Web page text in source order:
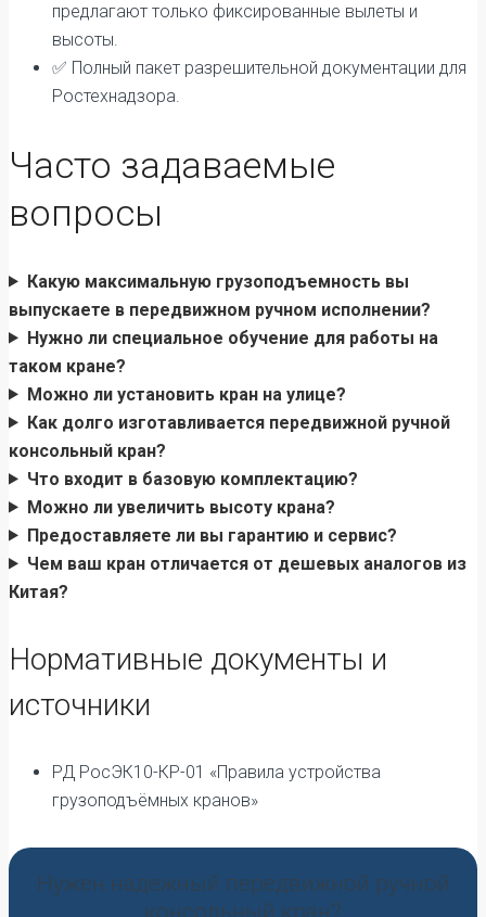
предлагают только фиксированные вылеты и
высоты.
✅ Полный пакет разрешительной документации для
Ростехнадзора.
Часто задаваемые
вопросы
Какую максимальную грузоподъемность вы
выпускаете в передвижном ручном исполнении?
Нужно ли специальное обучение для работы на
таком кране?
Можно ли установить кран на улице?
Как долго изготавливается передвижной ручной
консольный кран?
Что входит в базовую комплектацию?
Можно ли увеличить высоту крана?
Предоставляете ли вы гарантию и сервис?
Чем ваш кран отличается от дешевых аналогов из
Китая?
Нормативные документы и
источники
РД РосЭК10-КР-01 «Правила устройства
грузоподъёмных кранов»
Нужен надежный передвижной ручной
консольный кран?